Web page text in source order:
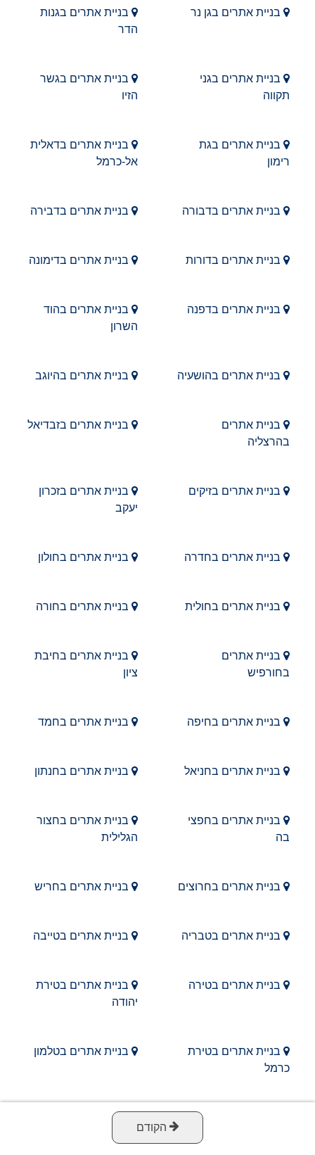
בניית אתרים בגן נר
בניית אתרים בגנות
הדר
בניית אתרים בגני
תקווה
בניית אתרים בגשר
הזיו
בניית אתרים בגת
רימון
בניית אתרים בדאלית
אל-כרמל
בניית אתרים בדבורה בניית אתרים בדבירה
בניית אתרים בדורות בניית אתרים בדימונה
בניית אתרים בדפנה
בניית אתרים בהוד
השרון
בניית אתרים בהושעיה בניית אתרים בהיוגב
בניית אתרים
בהרצליה
בניית אתרים בזבדיאל
בניית אתרים בזיקים
בניית אתרים בזכרון
יעקב
בניית אתרים בחדרה בניית אתרים בחולון
בניית אתרים בחולית בניית אתרים בחורה
בניית אתרים
בחורפיש
בניית אתרים בחיבת
ציון
בניית אתרים בחיפה בניית אתרים בחמד
בניית אתרים בחניאל בניית אתרים בחנתון
בניית אתרים בחפצי
בה
בניית אתרים בחצור
הגלילית
בניית אתרים בחרוצים בניית אתרים בחריש
בניית אתרים בטבריה בניית אתרים בטייבה
בניית אתרים בטירה
בניית אתרים בטירת
יהודה
בניית אתרים בטירת
כרמל
בניית אתרים בטלמון
בניית אתרים בטמרה
בניית אתרים ביבנה
הקודם